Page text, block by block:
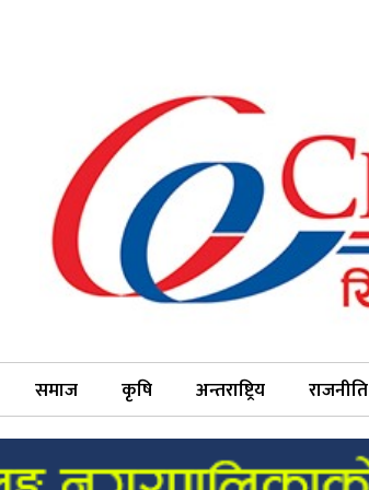
समाज कृषि अन्तराष्ट्रिय राजनीति